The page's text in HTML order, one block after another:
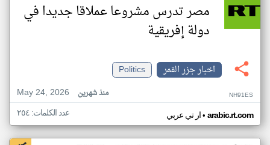
مصر تدرس مشروعا عملاقا جديدا في
دولة إفريقية
اخبار جزر القمر
Politics
May 24, 2026
منذ شهرين NH91ES
ار تي عربي• arabic.rt.com عدد الكلمات: ٢٥٤